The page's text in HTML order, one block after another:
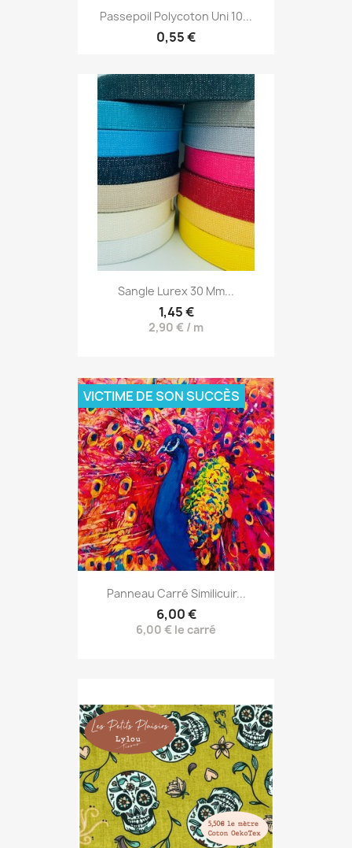
Passepoil Polycoton Uni 10...
0,55 €
Sangle Lurex 30 Mm...
1,45 €
2,90 € / m
Panneau Carré Similicuir...
6,00 €
6,00 € le carré
VICTIME DE SON SUCCÈS